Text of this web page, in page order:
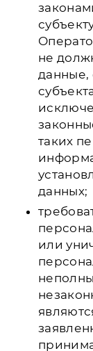
не
данные,
таких
данных;
или